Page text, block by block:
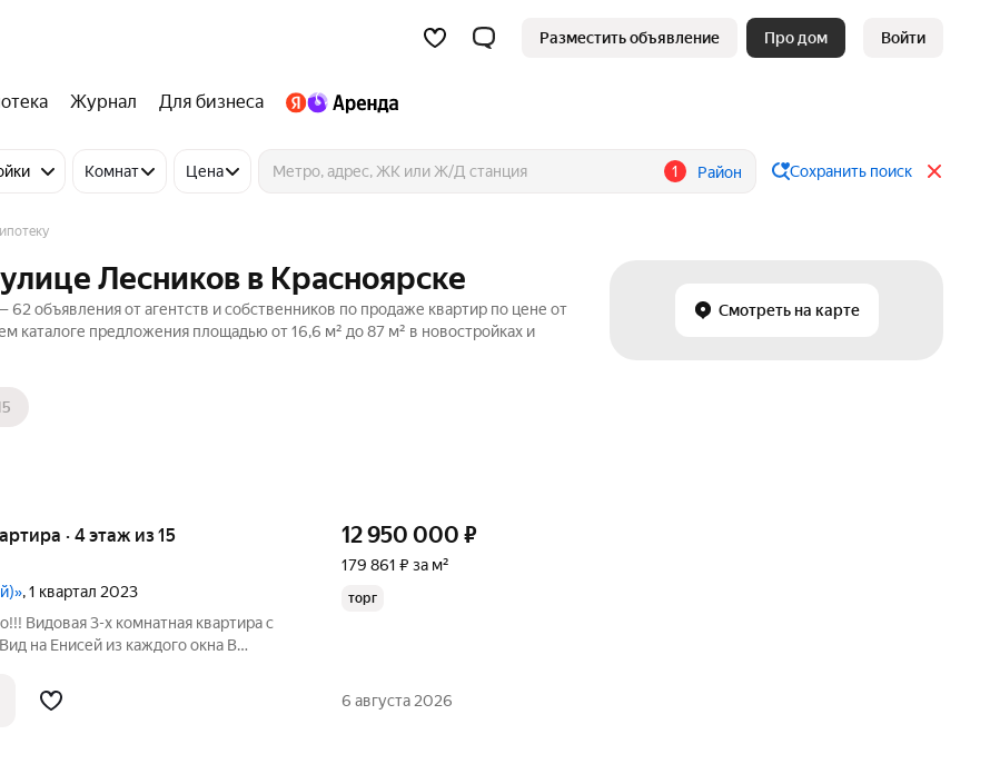
Разместить объявление Про дом Войти
Журнал Для бизнеса
Комнат Цена 1 Район Сохранить поиск
Смотреть на карте
Лесников в Красноярске
объявления от агентств и собственников по продаже квартир по цене от
предложения площадью от 16,6 м² до 87 м² в новостройках и
· 4 этаж из 15
, 1 квартал 2023
Видовая 3-х комнатная квартира с
на Енисей из каждого окна В
квартиру и жить в ней с первого
12 950 000 ₽
179 861 ₽ за м²
торг
6 августа 2026